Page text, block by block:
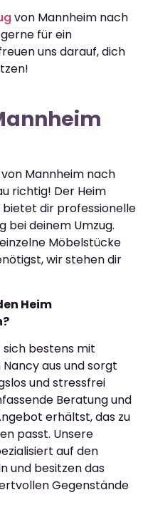
von Mannheim nach
für ein
uns darauf, dich
Mannheim nach
richtig! Der Heim
bietet dir professionelle
bei deinem Umzug.
Möbelstücke
wir stehen dir
Heim
bestens mit
aus und sorgt
und stressfrei
Beratung und
erhältst, das zu
passt. Unsere
auf den
und besitzen das
Gegenstände